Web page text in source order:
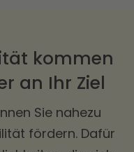
kommen
an Ihr Ziel
Sie nahezu
fördern. Dafür